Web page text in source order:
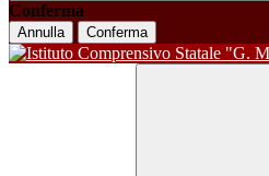
Conferma
Annulla Conferma